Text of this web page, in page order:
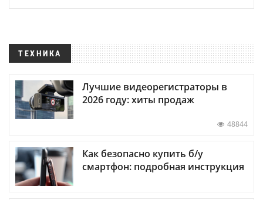
ТЕХНИКА
Лучшие видеорегистраторы в
2026 году: хиты продаж
48844
Как безопасно купить б/у
смартфон: подробная инструкция